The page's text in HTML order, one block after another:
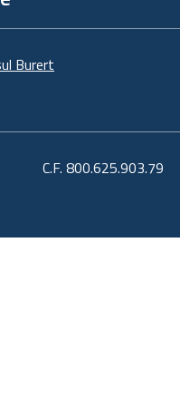
Burert
C.F. 800.625.903.79